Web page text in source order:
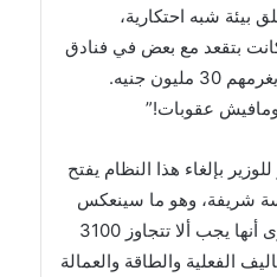
بيئة شبه احتكارية،
بتقعد مع بعض في فنادق
برّه، الجهاز كان بيطردهم ويغرمهم 30 مليون جنيه.
عقوبات!”
بإلغاء هذا النظام يفتح
شريفة، وهو ما سينعكس
إيجابيًا على الأسعار التي يرى أنها يجب ألا تتجاوز 3100
الفعلية والطاقة والعمالة